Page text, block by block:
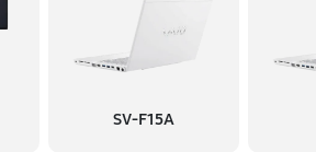
SV-F15A